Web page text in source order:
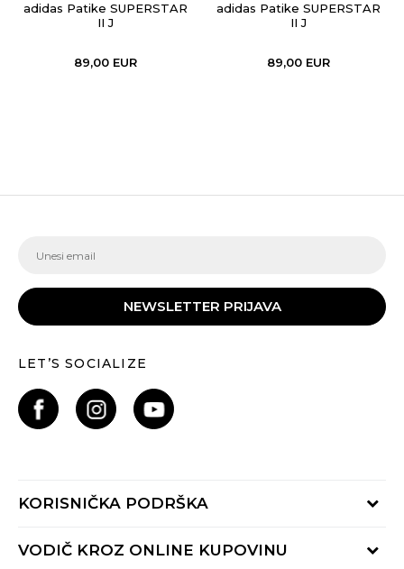
adidas Patike SUPERSTAR
II J
89,00 EUR
adidas Patike SUPERSTAR
II J
89,00 EUR
NEWSLETTER PRIJAVA
LET’S SOCIALIZE
KORISNIČKA PODRŠKA
Provjeri status porudžbine
VODIČ KROZ ONLINE KUPOVINU